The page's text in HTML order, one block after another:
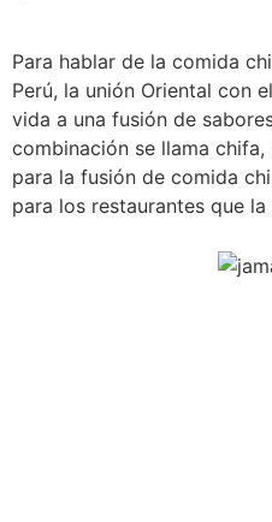
Para hablar de la comida
Perú, la unión Oriental con
vida a una fusión de
combinación se llama
para la fusión de comida
para los restaurantes que